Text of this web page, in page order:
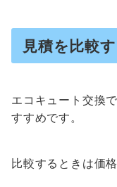
見積を比較
エコキュート交換で
すすめです。
比較するときは価